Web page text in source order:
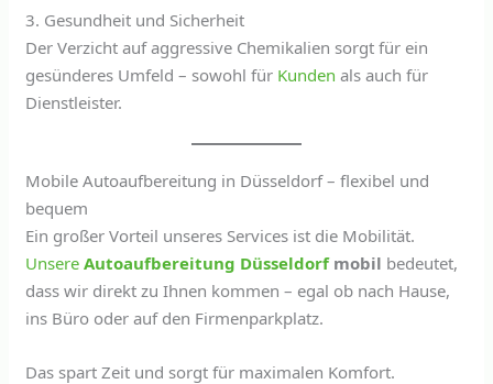
3. Gesundheit und Sicherheit
Der Verzicht auf aggressive Chemikalien sorgt für ein
gesünderes Umfeld – sowohl für Kunden als auch für
Dienstleister.
Mobile Autoaufbereitung in Düsseldorf – flexibel und
bequem
Ein großer Vorteil unseres Services ist die Mobilität.
Unsere Autoaufbereitung Düsseldorfmobil bedeutet,
dass wir direkt zu Ihnen kommen – egal ob nach Hause,
ins Büro oder auf den Firmenparkplatz.
Das spart Zeit und sorgt für maximalen Komfort.